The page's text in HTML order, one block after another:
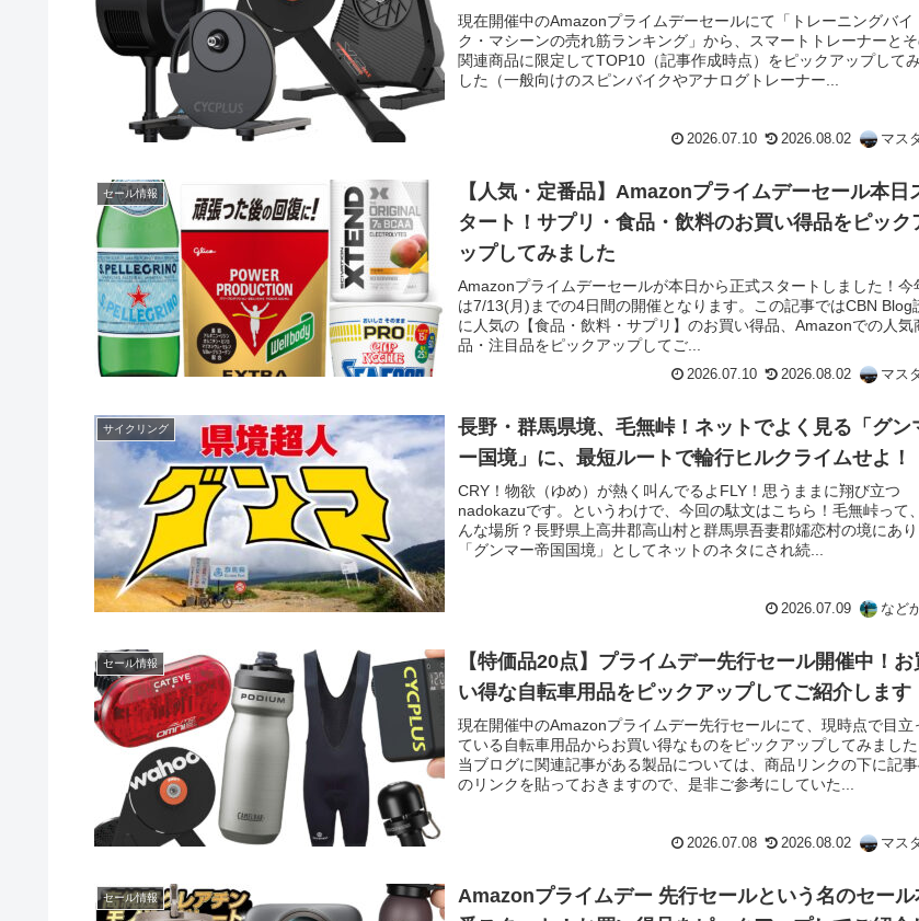
現在開催中のAmazonプライムデーセールにて「トレーニングバイ
ク・マシーンの売れ筋ランキング」から、スマートトレーナーと
関連商品に限定してTOP10（記事作成時点）をピックアップして
した（一般向けのスピンバイクやアナログトレーナー...
2026.07.10 2026.08.02 マス
セール情報
【人気・定番品】Amazonプライムデーセール本日
タート！サプリ・食品・飲料のお買い得品をピック
ップしてみました
Amazonプライムデーセールが本日から正式スタートしました！今
は7/13(月)までの4日間の開催となります。この記事ではCBN Blog
に人気の【食品・飲料・サプリ】のお買い得品、Amazonでの人気
品・注目品をピックアップしてご...
2026.07.10 2026.08.02 マス
サイクリング
長野・群馬県境、毛無峠！ネットでよく見る「グン
ー国境」に、最短ルートで輪行ヒルクライムせよ！
CRY！物欲（ゆめ）が熱く叫んでるよFLY！思うままに翔び立つ
nadokazuです。というわけで、今回の駄文はこちら！毛無峠って
んな場所？長野県上高井郡高山村と群馬県吾妻郡嬬恋村の境にあり
「グンマー帝国国境」としてネットのネタにされ続...
2026.07.09 など
セール情報
【特価品20点】プライムデー先行セール開催中！お
い得な自転車用品をピックアップしてご紹介します
現在開催中のAmazonプライムデー先行セールにて、現時点で目立
ている自転車用品からお買い得なものをピックアップしてみました
当ブログに関連記事がある製品については、商品リンクの下に記
のリンクを貼っておきますので、是非ご参考にしていた...
2026.07.08 2026.08.02 マス
セール情報
Amazonプライムデー 先行セールという名のセール